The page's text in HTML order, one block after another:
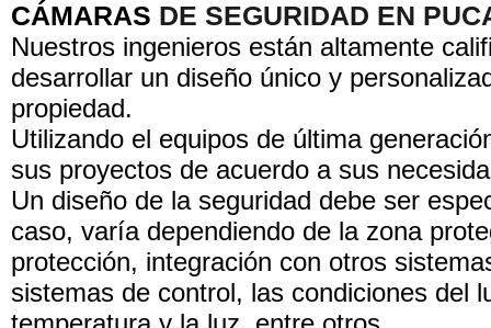
CÁMARAS DE SEGURIDAD EN
Nuestros ingenieros están altamente
desarrollar un diseño único y
propiedad.
Utilizando el equipos de última
sus proyectos de acuerdo a sus
Un diseño de la seguridad debe ser
caso, varía dependiendo de la zona
protección, integración con otros
sistemas de control, las condiciones del